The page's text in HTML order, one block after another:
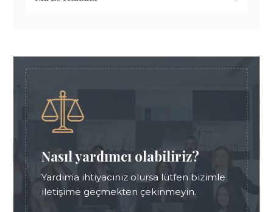
Nasıl yardımcı olabiliriz?
Yardıma ihtiyacınız olursa lütfen bizimle
iletişime geçmekten çekinmeyin.